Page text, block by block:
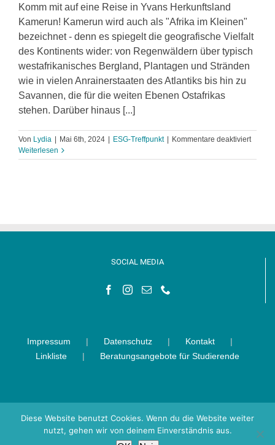
Komm mit auf eine Reise in Yvans Herkunftsland
Kamerun! Kamerun wird auch als "Afrika im Kleinen"
bezeichnet - denn es spiegelt die geografische Vielfalt
des Kontinents wider: von Regenwäldern über typisch
westafrikanisches Bergland, Plantagen und Stränden
wie in vielen Anrainerstaaten des Atlantiks bis hin zu
Savannen, die für die weiten Ebenen Ostafrikas
stehen. Darüber hinaus [...]
Von Lydia | Mai 6th, 2024 | ESG-Treffpunkt | Kommentare deaktiviertfür
Weiterlesen
SOCIAL MEDIA
Impressum Datenschutz
Kontakt
Linkliste
Beratungsangebote für Studierende
Evangelische Studierendengemeinde (ESG) Hamburg |
Diese Website benutzt Cookies. Wenn du die Website weiter
nutzt, gehen wir von deinem Einverständnis aus.